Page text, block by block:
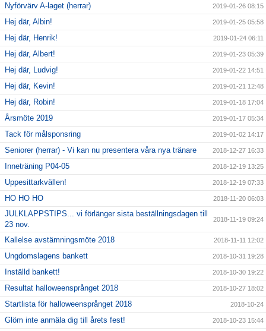
Nyförvärv A-laget (herrar) 2019-01-26 08:15
Hej där, Albin! 2019-01-25 05:58
Hej där, Henrik! 2019-01-24 06:11
Hej där, Albert! 2019-01-23 05:39
Hej där, Ludvig! 2019-01-22 14:51
Hej där, Kevin! 2019-01-21 12:48
Hej där, Robin! 2019-01-18 17:04
Årsmöte 2019 2019-01-17 05:34
Tack för målsponsring 2019-01-02 14:17
Seniorer (herrar) - Vi kan nu presentera våra nya tränare 2018-12-27 16:33
Inneträning P04-05 2018-12-19 13:25
Uppesittarkvällen! 2018-12-19 07:33
HO HO HO 2018-11-20 06:03
JULKLAPPSTIPS... vi förlänger sista beställningsdagen till
23 nov.
2018-11-19 09:24
Kallelse avstämningsmöte 2018 2018-11-11 12:02
Ungdomslagens bankett 2018-10-31 19:28
Inställd bankett! 2018-10-30 19:22
Resultat halloweensprånget 2018 2018-10-27 18:02
Startlista för halloweensprånget 2018 2018-10-24
Glöm inte anmäla dig till årets fest! 2018-10-23 15:44